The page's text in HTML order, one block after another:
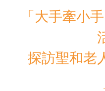
公益活動
「大手牽小
探訪聖和老